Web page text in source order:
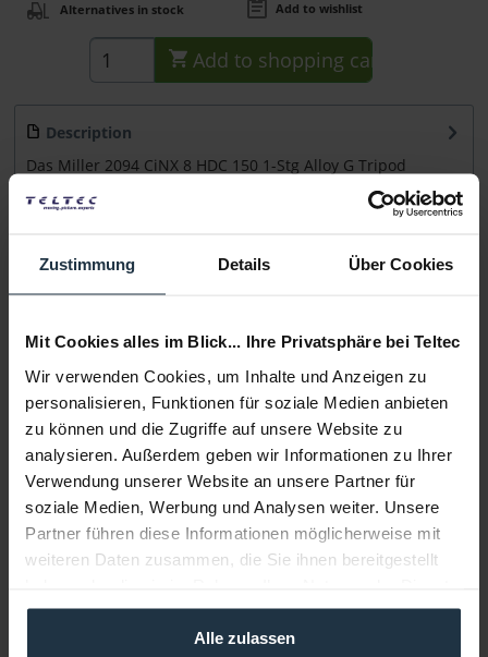
Zustimmung Details Über Cookies
Mit Cookies alles im Blick... Ihre Privatsphäre bei Teltec
Wir verwenden Cookies, um Inhalte und Anzeigen zu
personalisieren, Funktionen für soziale Medien anbieten
zu können und die Zugriffe auf unsere Website zu
analysieren. Außerdem geben wir Informationen zu Ihrer
Verwendung unserer Website an unsere Partner für
soziale Medien, Werbung und Analysen weiter. Unsere
Partner führen diese Informationen möglicherweise mit
weiteren Daten zusammen, die Sie ihnen bereitgestellt
gesammelt haben.
Alle zulassen
Alternatives in stock Add to wishlist
Add to shopping cart
Description
Das Miller 2094 CiNX 8 HDC 150 1-Stg Alloy G Tripod
Accessories and recommendations
Consultation
Media
Manufacturer & Product Safety Information
Folgende Infos zum Hersteller sind verfübar...... more
More articles from +++ Miller +++ look at